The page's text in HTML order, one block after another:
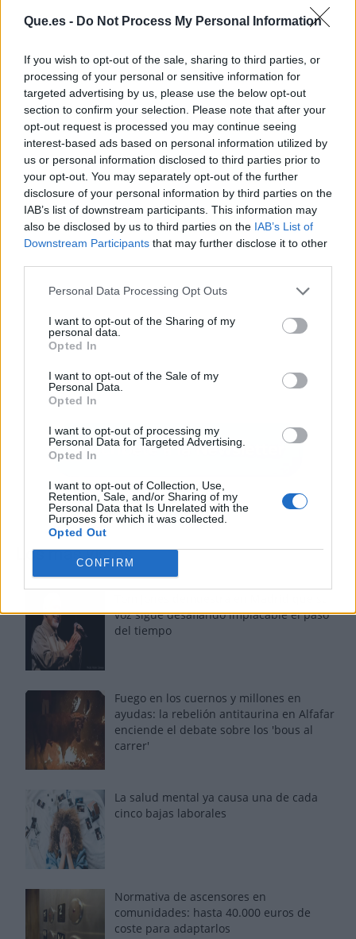
Que.es - Do Not Process My Personal Information
If you wish to opt-out of the sale, sharing to third parties, or
processing of your personal or sensitive information for
targeted advertising by us, please use the below opt-out
section to confirm your selection. Please note that after your
opt-out request is processed you may continue seeing
interest-based ads based on personal information utilized by
us or personal information disclosed to third parties prior to
your opt-out. You may separately opt-out of the further
disclosure of your personal information by third parties on the
IAB’s list of downstream participants. This information may
also be disclosed by us to third parties on the IAB’s List of
Downstream Participants that may further disclose it to other
Personal Data Processing Opt Outs
I want to opt-out of the Sharing of my
personal data.
Opted In
I want to opt-out of the Sale of my
Personal Data.
Opted In
I want to opt-out of processing my
Personal Data for Targeted Advertising.
Opted In
I want to opt-out of Collection, Use,
Retention, Sale, and/or Sharing of my
Personal Data that Is Unrelated with the
Purposes for which it was collected.
Opted Out
CONFIRM
Los más vistos
voz sigue desafiando implacable el paso
del tiempo
Fuego en los cuernos y millones en
ayudas: la rebelión antitaurina en Alfafar
enciende el debate sobre los 'bous al
carrer'
La salud mental ya causa una de cada
cinco bajas laborales
Normativa de ascensores en
comunidades: hasta 40.000 euros de
coste para adaptarlos